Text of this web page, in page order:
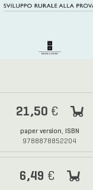
21,50 €
paper version, ISBN
9788878852204
6,49 €